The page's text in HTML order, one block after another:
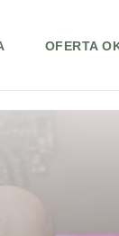
OFERTA
|